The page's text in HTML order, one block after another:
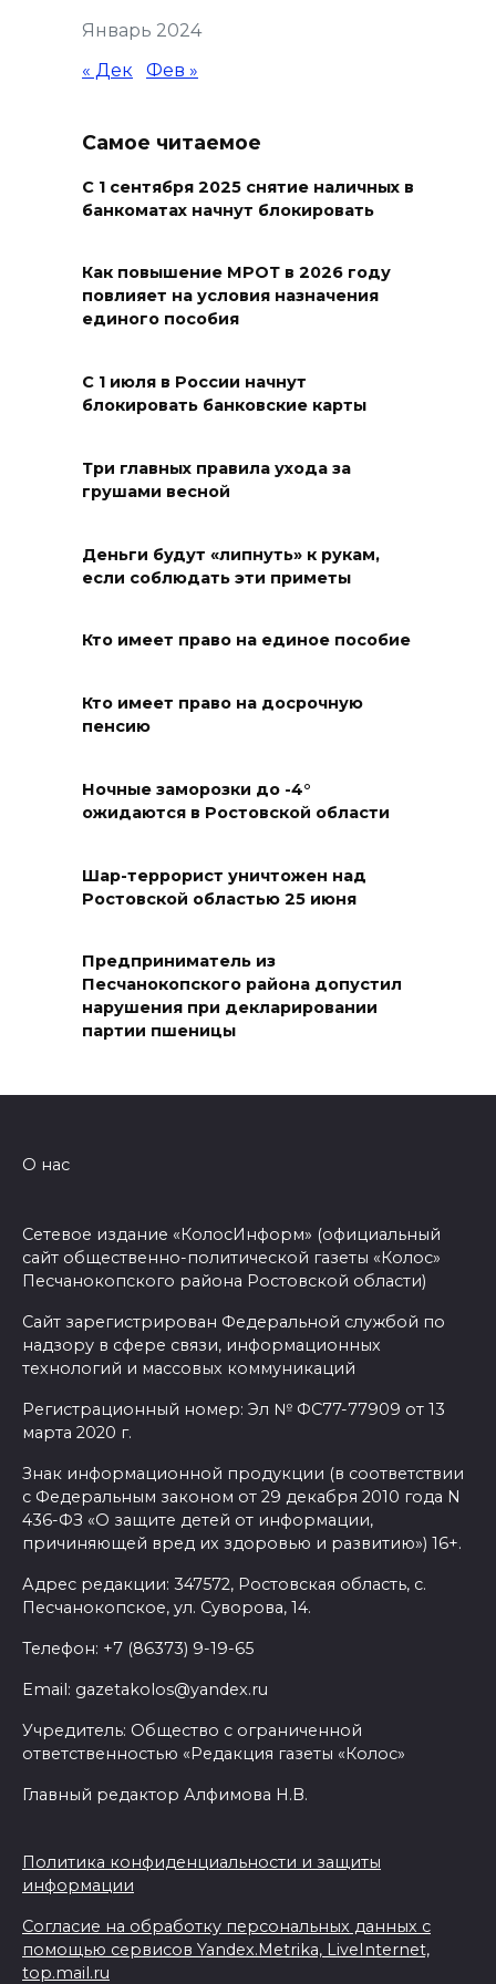
Александр Брод – о
современных подходах к
Дону
06 августа 2026 15:12
обновят учебники
06 августа 2026 15:10
В Ростовской области до
конца года откроют 49
06 августа 2026 15:01
массовом сбое в работе
нескольких приложений
из-за порыва на водоводе
ограничили подачу воды
06 августа 2026 14:30
Традиции семьи года
06 августа 2026 14:28
06 августа 2026 14:16
Проект строительства
хоккейной арены в Ростове
приостановлен, но не закрыт
06 августа 2026 14:04
На Дону официально
аттестовали 107 гидов
06 августа 2026 14:01
Сбил ребенка: в
Новочеркасске разыскивают
сбежавшего с места ДТП
военно-спортивной смене
06 августа 2026 13:33
Безопасность выборов,
плазменный двигатель и
Январь 2024
« Дек Фев »
Самое читаемое
С 1 сентября 2025 снятие наличных в
банкоматах начнут блокировать
Как повышение МРОТ в 2026 году
повлияет на условия назначения
единого пособия
С 1 июля в России начнут
блокировать банковские карты
Три главных правила ухода за
грушами весной
Деньги будут «липнуть» к рукам,
если соблюдать эти приметы
Кто имеет право на единое пособие
Кто имеет право на досрочную
пенсию
Ночные заморозки до -4°
ожидаются в Ростовской области
Шар-террорист уничтожен над
Ростовской областью 25 июня
Предприниматель из
Песчанокопского района допустил
нарушения при декларировании
партии пшеницы
О нас
Сетевое издание «КолосИнформ» (официальный
сайт общественно-политической газеты «Колос»
Песчанокопского района Ростовской области)
Сайт зарегистрирован Федеральной службой по
надзору в сфере связи, информационных
технологий и массовых коммуникаций
Регистрационный номер: Эл № ФС77-77909 от 13
марта 2020 г.
Знак информационной продукции (в соответствии
с Федеральным законом от 29 декабря 2010 года N
436-ФЗ «О защите детей от информации,
причиняющей вред их здоровью и развитию») 16+.
Адрес редакции: 347572, Ростовская область, с.
Песчанокопское, ул. Суворова, 14.
Телефон: +7 (86373) 9-19-65
Email: gazetakolos@yandex.ru
Учредитель: Общество с ограниченной
ответственностью «Редакция газеты «Колос»
Главный редактор Алфимова Н.В.
Политика конфиденциальности и защиты
информации
Согласие на обработку персональных данных с
помощью сервисов Yandex.Metrika, LiveInternet,
top.mail.ru